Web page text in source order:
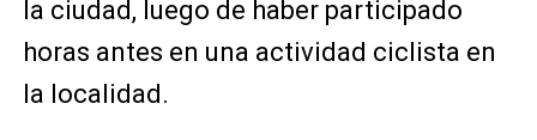
la ciudad, luego de haber participado
horas antes en una actividad ciclista en
la localidad.